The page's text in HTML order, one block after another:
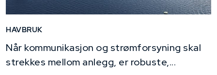
HAVBRUK
Når kommunikasjon og strømforsyning skal
strekkes mellom anlegg, er robuste,...